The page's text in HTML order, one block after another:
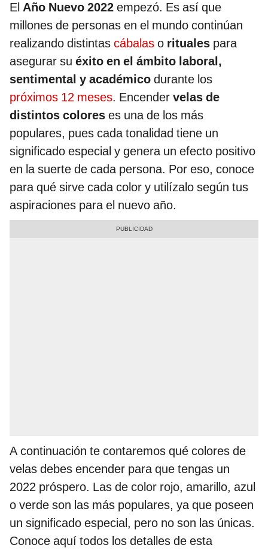
El Año Nuevo 2022 empezó. Es así que
millones de personas en el mundo continúan
realizando distintas cábalas o rituales para
asegurar su éxito en el ámbito laboral,
sentimental y académico durante los
próximos 12 meses. Encender velas de
distintos colores es una de los más
populares, pues cada tonalidad tiene un
significado especial y genera un efecto positivo
en la suerte de cada persona. Por eso, conoce
para qué sirve cada color y utilízalo según tus
aspiraciones para el nuevo año.
A continuación te contaremos qué colores de
velas debes encender para que tengas un
2022 próspero. Las de color rojo, amarillo, azul
o verde son las más populares, ya que poseen
un significado especial, pero no son las únicas.
Conoce aquí todos los detalles de esta